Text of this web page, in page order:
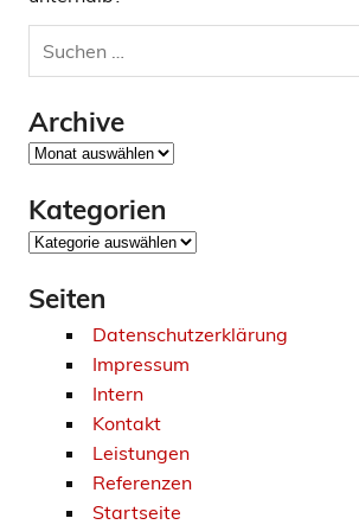
Archive
Archive
Kategorien
Kategorien
Seiten
Datenschutzerklärung
Impressum
Intern
Kontakt
Leistungen
Referenzen
Startseite